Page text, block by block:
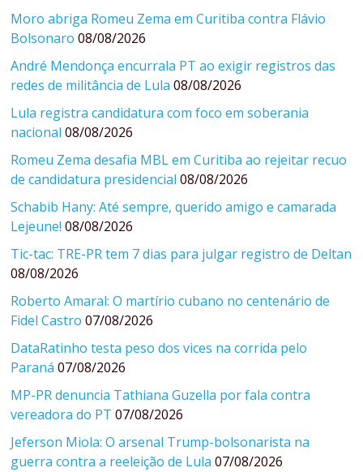
Moro abriga Romeu Zema em Curitiba contra Flávio
Bolsonaro 08/08/2026
André Mendonça encurrala PT ao exigir registros das
redes de militância de Lula 08/08/2026
Lula registra candidatura com foco em soberania
nacional 08/08/2026
Romeu Zema desafia MBL em Curitiba ao rejeitar recuo
de candidatura presidencial 08/08/2026
Schabib Hany: Até sempre, querido amigo e camarada
Lejeune! 08/08/2026
Tic-tac: TRE-PR tem 7 dias para julgar registro de Deltan
08/08/2026
Roberto Amaral: O martírio cubano no centenário de
Fidel Castro 07/08/2026
DataRatinho testa peso dos vices na corrida pelo
Paraná 07/08/2026
MP-PR denuncia Tathiana Guzella por fala contra
vereadora do PT 07/08/2026
Jeferson Miola: O arsenal Trump-bolsonarista na
guerra contra a reeleição de Lula 07/08/2026